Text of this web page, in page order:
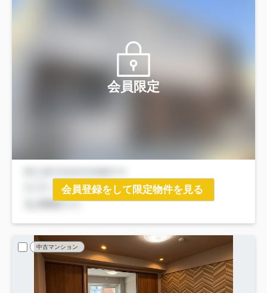
会員限定
会員登録をして限定物件を見る
中古マンション